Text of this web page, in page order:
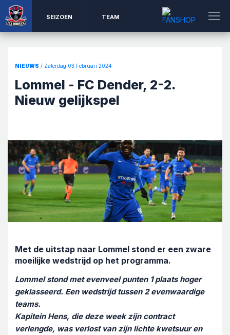
SEIZOEN TEAM
NIEUWS / Zaterdag 03 Februari 2024
Lommel - FC Dender, 2-2.
Nieuw gelijkspel
Met de uitstap naar Lommel stond er een zware
moeilijke wedstrijd op het programma.
Lommel stond met evenveel punten 1 plaats hoger
geklasseerd. Een wedstrijd tussen 2 evenwaardige
teams.
Kapitein Hens, die deze week zijn contract
verlengde, was verlost van zijn lichte kwetsuur en